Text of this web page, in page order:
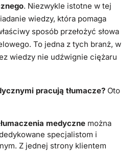
. Niezwykle istotne w tej
wiedzy, która pomaga
sposób przełożyć słowa
To jedna z tych branż, w
wiedzy nie udźwignie ciężaru
pracują tłumacze? Oto
medycznemożna
specjalistom i
Z jednej strony klientem